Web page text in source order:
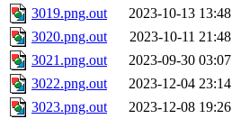
3019.png.out
2023-10-13 13:48
3020.png.out
2023-10-11 21:48
3021.png.out
2023-09-30 03:07
3022.png.out
2023-12-04 23:14
3023.png.out
2023-12-08 19:26